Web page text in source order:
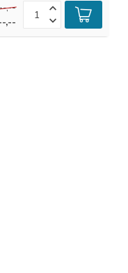
,--
,--